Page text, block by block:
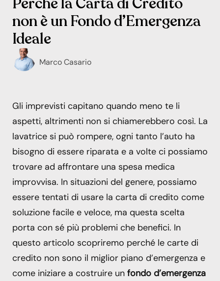
non è un Fondo d’Emergenza
Ideale
Marco Casario
Gli imprevisti capitano quando meno te li
aspetti, altrimenti non si chiamerebbero così. La
lavatrice si può rompere, ogni tanto l’auto ha
bisogno di essere riparata e a volte ci possiamo
trovare ad affrontare una spesa medica
improvvisa. In situazioni del genere, possiamo
essere tentati di usare la carta di credito come
soluzione facile e veloce, ma questa scelta
porta con sé più problemi che benefici. In
questo articolo scopriremo perché le carte di
credito non sono il miglior piano d’emergenza e
come iniziare a costruire un fondo d’emergenza